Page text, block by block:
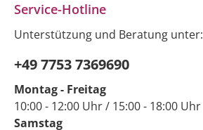
Service-Hotline
Unterstützung und Beratung unter:
+49 7753 7369690
Montag - Freitag
10:00 - 12:00 Uhr / 15:00 - 18:00 Uhr
Samstag